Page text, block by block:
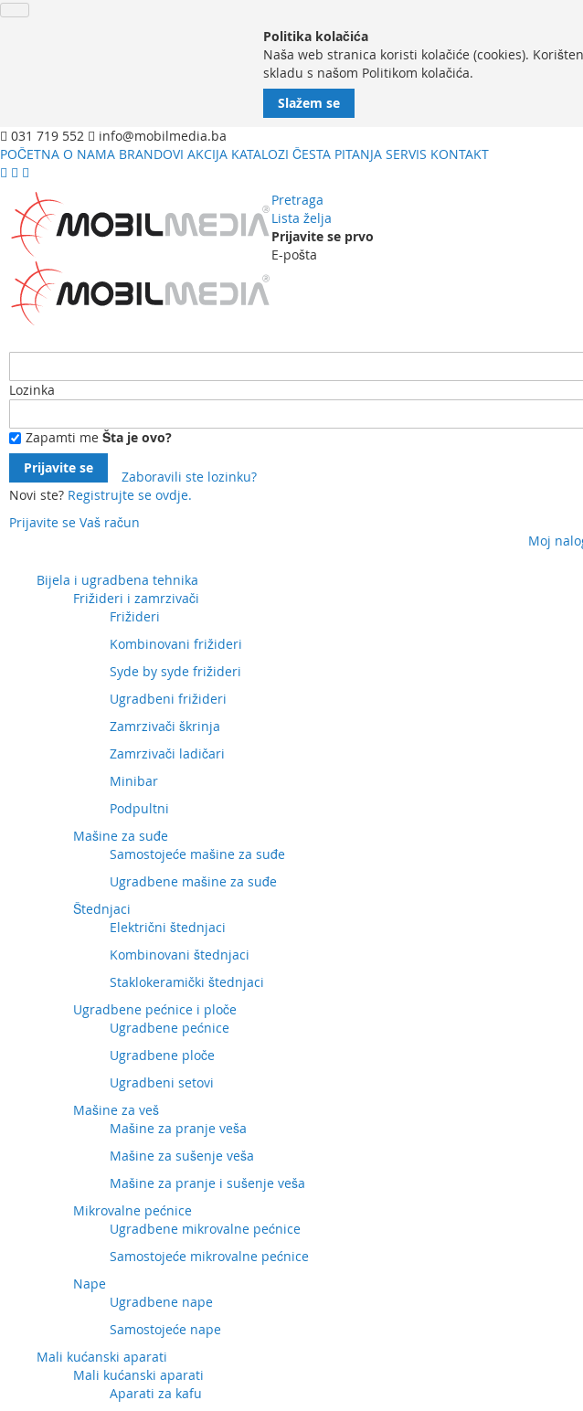
Politika kolačića
Naša web stranica koristi kolačiće (cookies).
skladu s našom Politikom kolačića.
Slažem se
031 719 552
info@mobilmedia.ba
POČETNA O NAMA BRANDOVI AKCIJA KATALOZI ČESTA PITANJA SERVIS KONTAKT
Pretraga
Lista želja
Prijavite se prvo
E-pošta
Lozinka
Zapamti me Šta je ovo?
Prijavite se
Zaboravili ste lozinku?
Novi ste? Registrujte se ovdje.
Prijavite se Vaš račun
Moj
sadržajBijela i ugradbena tehnika
Frižideri i zamrzivači
Frižideri
Kombinovani frižideri
Syde by syde frižideri
Ugradbeni frižideri
Zamrzivači škrinja
Zamrzivači ladičari
Minibar
Podpultni
Mašine za suđe
Samostojeće mašine za suđe
Ugradbene mašine za suđe
Štednjaci
Električni štednjaci
Kombinovani štednjaci
Staklokeramički štednjaci
Ugradbene pećnice i ploče
Ugradbene pećnice
Ugradbene ploče
Ugradbeni setovi
Mašine za veš
Mašine za pranje veša
Mašine za sušenje veša
Mašine za pranje i sušenje veša
Mikrovalne pećnice
Ugradbene mikrovalne pećnice
Samostojeće mikrovalne pećnice
Nape
Ugradbene nape
Samostojeće nape
Mali kućanski aparati
Mali kućanski aparati
Aparati za kafu